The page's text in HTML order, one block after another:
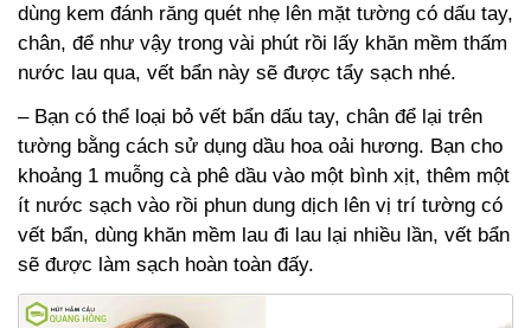
dùng kem đánh răng quét nhẹ lên mặt tường có dấu tay,
chân, để như vậy trong vài phút rồi lấy khăn mềm thấm
nước lau qua, vết bẩn này sẽ được tẩy sạch nhé.
– Bạn có thể loại bỏ vết bẩn dấu tay, chân để lại trên
tường bằng cách sử dụng dầu hoa oải hương. Bạn cho
khoảng 1 muỗng cà phê dầu vào một bình xịt, thêm một
ít nước sạch vào rồi phun dung dịch lên vị trí tường có
vết bẩn, dùng khăn mềm lau đi lau lại nhiều lần, vết bẩn
sẽ được làm sạch hoàn toàn đấy.